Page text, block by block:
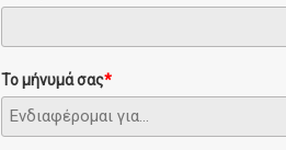
Το μήνυμά σας*